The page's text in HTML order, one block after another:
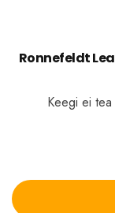
Ronnefeldt
Keegi ei